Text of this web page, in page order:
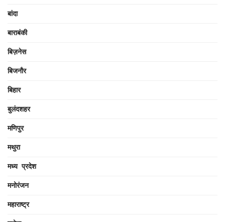
बांदा
बाराबंकी
बिज़नेस
बिजनौर
बिहार
बुलंदशहर
मणिपुर
मथुरा
मध्य प्रदेश
मनोरंजन
महाराष्ट्र